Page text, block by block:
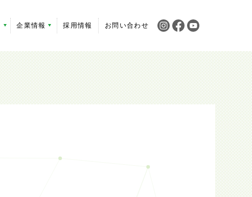
企業情報 採用情報 お問い合わせ